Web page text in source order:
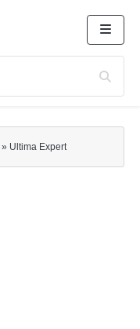
» Ultima Expert